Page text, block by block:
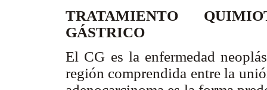
TRATAMIENTO
GÁSTRICO
El CG es la enfermedad
región comprendida entre la